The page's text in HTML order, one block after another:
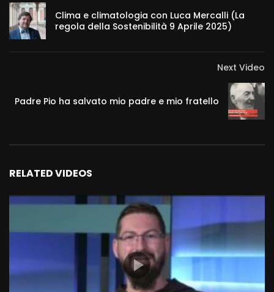
Clima e climatologia con Luca Mercalli (La
regola della Sostenibilità 9 Aprile 2025)
Next Video
Padre Pio ha salvato mio padre e mio fratello
RELATED VIDEOS